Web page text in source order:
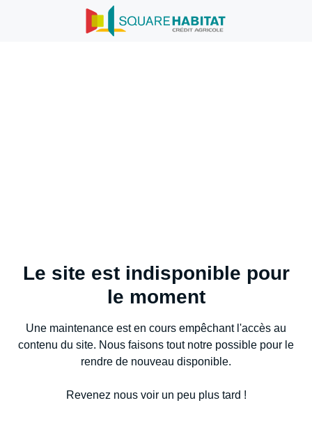
Le site est indisponible pour
le moment
Une maintenance est en cours empêchant l'accès au
contenu du site. Nous faisons tout notre possible pour le
rendre de nouveau disponible.
Revenez nous voir un peu plus tard !